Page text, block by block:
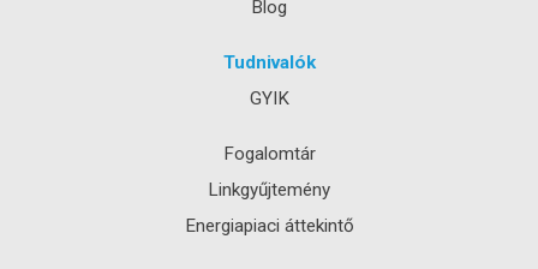
Blog
Tudnivalók
GYIK
Fogalomtár
Linkgyűjtemény
Energiapiaci áttekintő